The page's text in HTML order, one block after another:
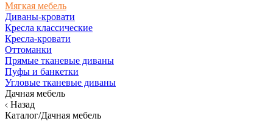
Мягкая мебель
Диваны-кровати
Кресла классические
Кресла-кровати
Оттоманки
Прямые тканевые диваны
Пуфы и банкетки
Угловые тканевые диваны
Дачная мебель
Назад
Каталог/Дачная мебель